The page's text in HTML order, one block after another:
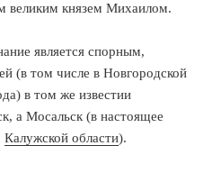
великим князем Михаилом.
является спорным,
(в том числе в Новгородской
в том же известии
а Мосальск (в настоящее
Калужской области).